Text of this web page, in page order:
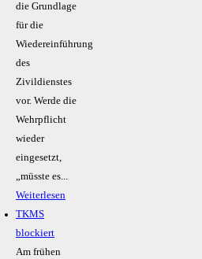
die Grundlage
für die
Wiedereinführung
des
Zivildienstes
vor. Werde die
Wehrpflicht
wieder
eingesetzt,
„müsste es...
Weiterlesen
TKMS
blockiert
Am frühen